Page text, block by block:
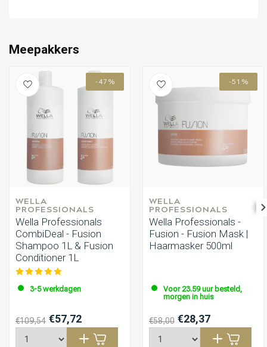
Meepakkers
-47%
WELLA
PROFESSIONALS
Wella Professionals
CombiDeal - Fusion
Shampoo 1L & Fusion
Conditioner 1L
3-5 werkdagen
€109,54 €57,72
-51%
WELLA
PROFESSIONALS
Wella Professionals -
Fusion - Fusion Mask |
Haarmasker 500ml
Voor 23.59 uur besteld,
morgen in huis
€58,00 €28,37